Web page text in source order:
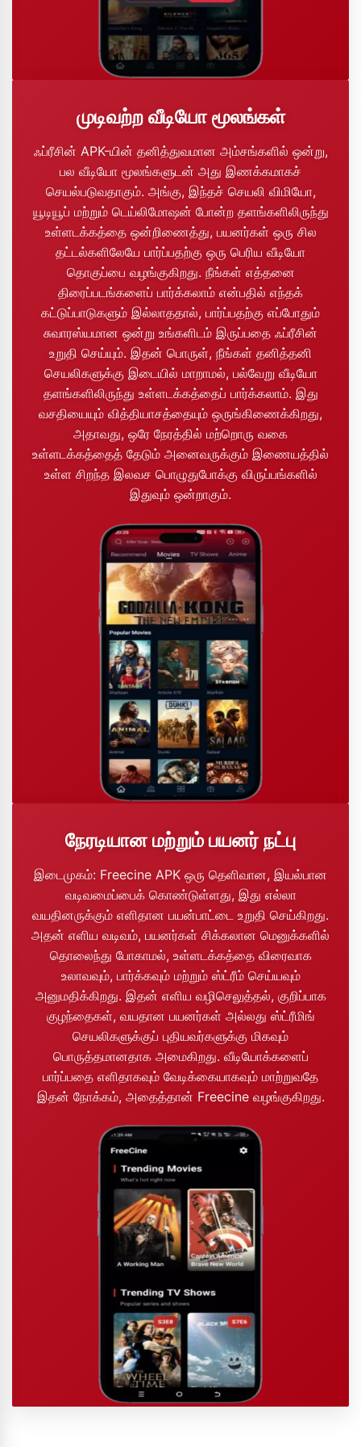
முடிவற்ற வீடியோ மூலங்கள்
ஃப்ரீசின் APK-யின் தனித்துவமான அம்சங்களில் ஒன்று,
பல வீடியோ மூலங்களுடன் அது இணக்கமாகச்
செயல்படுவதாகும். அங்கு, இந்தச் செயலி விமியோ,
யூடியூப் மற்றும் டெய்லிமோஷன் போன்ற தளங்களிலிருந்து
உள்ளடக்கத்தை ஒன்றிணைத்து, பயனர்கள் ஒரு சில
தட்டல்களிலேயே பார்ப்பதற்கு ஒரு பெரிய வீடியோ
தொகுப்பை வழங்குகிறது. நீங்கள் எத்தனை
திரைப்படங்களைப் பார்க்கலாம் என்பதில் எந்தக்
கட்டுப்பாடுகளும் இல்லாததால், பார்ப்பதற்கு எப்போதும்
சுவாரஸ்யமான ஒன்று உங்களிடம் இருப்பதை ஃப்ரீசின்
உறுதி செய்யும். இதன் பொருள், நீங்கள் தனித்தனி
செயலிகளுக்கு இடையில் மாறாமல், பல்வேறு வீடியோ
தளங்களிலிருந்து உள்ளடக்கத்தைப் பார்க்கலாம். இது
வசதியையும் வித்தியாசத்தையும் ஒருங்கிணைக்கிறது,
அதாவது, ஒரே நேரத்தில் மற்றொரு வகை
உள்ளடக்கத்தைத் தேடும் அனைவருக்கும் இணையத்தில்
உள்ள சிறந்த இலவச பொழுதுபோக்கு விருப்பங்களில்
இதுவும் ஒன்றாகும்.
நேரடியான மற்றும் பயனர் நட்பு
இடைமுகம்: Freecine APK ஒரு தெளிவான, இயல்பான
வடிவமைப்பைக் கொண்டுள்ளது, இது எல்லா
வயதினருக்கும் எளிதான பயன்பாட்டை உறுதி செய்கிறது.
அதன் எளிய வடிவம், பயனர்கள் சிக்கலான மெனுக்களில்
தொலைந்து போகாமல், உள்ளடக்கத்தை விரைவாக
உலாவவும், பார்க்கவும் மற்றும் ஸ்ட்ரீம் செய்யவும்
அனுமதிக்கிறது. இதன் எளிய வழிசெலுத்தல், குறிப்பாக
குழந்தைகள், வயதான பயனர்கள் அல்லது ஸ்ட்ரீமிங்
செயலிகளுக்குப் புதியவர்களுக்கு மிகவும்
பொருத்தமானதாக அமைகிறது. வீடியோக்களைப்
பார்ப்பதை எளிதாகவும் வேடிக்கையாகவும் மாற்றுவதே
இதன் நோக்கம், அதைத்தான் Freecine வழங்குகிறது.